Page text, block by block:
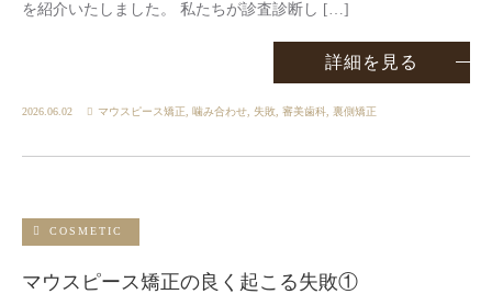
を紹介いたしました。 私たちが診査診断し […]
詳細を見る
2026.06.02 マウスピース矯正 噛み合わせ 失敗 審美歯科 裏側矯正
COSMETIC
マウスピース矯正の良く起こる失敗①